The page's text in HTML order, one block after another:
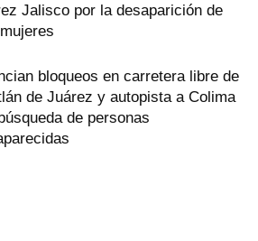
Jalisco por la desaparición de
bloqueos en carretera libre de
de Juárez y autopista a Colima
de personas